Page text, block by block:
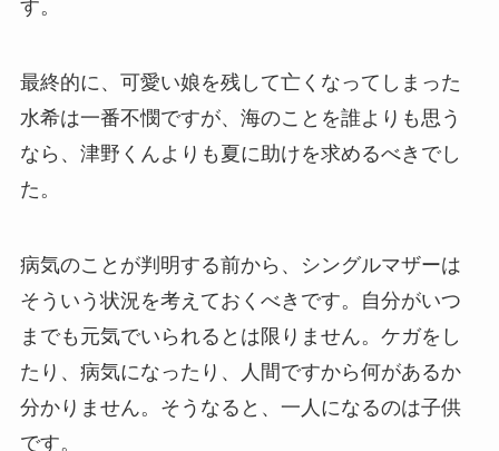
す。
最終的に、可愛い娘を残して亡くなってしまった
水希は一番不憫ですが、海のことを誰よりも思う
なら、津野くんよりも夏に助けを求めるべきでし
た。
病気のことが判明する前から、シングルマザーは
そういう状況を考えておくべきです。自分がいつ
までも元気でいられるとは限りません。ケガをし
たり、病気になったり、人間ですから何があるか
分かりません。そうなると、一人になるのは子供
です。